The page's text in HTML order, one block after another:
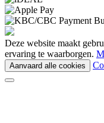
Deze website maakt
ervaring te waarborgen.
Aanvaard alle cookies